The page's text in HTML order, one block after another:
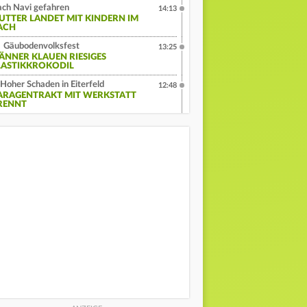
Navi gefahren
LANDET MIT KINDERN IM
14:13
Gäubodenvolksfest
KLAUEN RIESIGES
13:25
Hoher Schaden in Eiterfeld
MIT WERKSTATT
12:48